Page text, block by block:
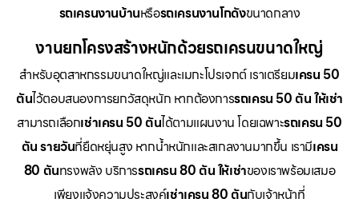
รถเครนงานบ้านหรือรถเครนงานโกดังขนาดกลาง
งานยกโครงสร้างหนักด้วยรถเครนขนาดใหญ่
สำหรับอุตสาหกรรมขนาดใหญ่และเมกะโปรเจกต์ เราเตรียมเครน 50
ตันไว้ตอบสนองการยกวัสดุหนัก หากต้องการรถเครน 50 ตัน ให้เช่า
สามารถเลือกเช่าเครน 50 ตันได้ตามแผนงาน โดยเฉพาะรถเครน 50
ตัน รายวันที่ยืดหยุ่นสูง หากน้ำหนักและสเกลงานมากขึ้น เรามีเครน
80 ตันทรงพลัง บริการรถเครน 80 ตัน ให้เช่าของเราพร้อมเสมอ
เพียงแจ้งความประสงค์เช่าเครน 80 ตันกับเจ้าหน้าที่